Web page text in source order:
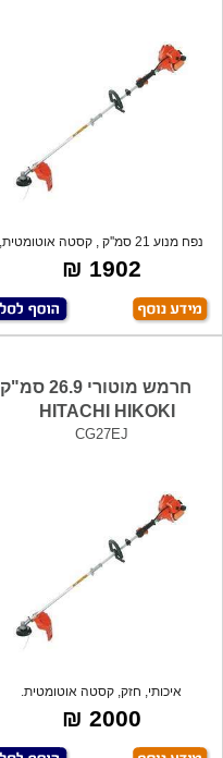
נפח מנוע 21 סמ''ק , קסטה אוטומטית,
ניתן
1902 ₪
חרמש מוטורי 26.9 סמ"ק
HITACHI HIKOKI
CG27EJ
איכותי, חזק, קסטה אוטומטית.
2000 ₪